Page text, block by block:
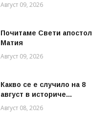
Август 09, 2026
Почитаме Свети апостол
Матия
Август 09, 2026
Какво се е случило на 8
август в историче...
Август 08, 2026